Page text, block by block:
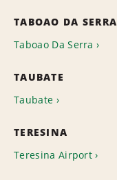
TABOAO DA SERRA
Taboao Da Serra
TAUBATE
Taubate
TERESINA
Teresina Airport